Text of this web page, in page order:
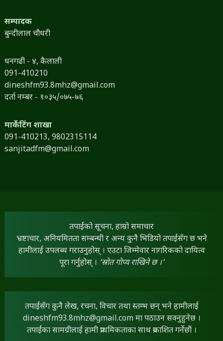
सम्पादक
बुन्दीलाल चौधरी
धनगढी - ४, कैलाली
091-410210
dineshfm93.8mhz@gmail.com
दर्ता नम्बर - १०३५/०७५-७६
मार्केटिंग शाखा
091-410213, 9802315114
sanjitadfm@gmail.com
तपाईंको सूचना, हाम्रो समाचार
भ्रष्टाचार, अनियमितता सम्बन्धी र अन्य कुनै भिडियो तपाईंसँग छ भने
हामीलाई उपलब्ध गराउनुहोस् । एउटा जिम्मेवार नागरिकको दायित्व
पूरा गर्नुहोस् । ‘स्रोत गोप्य राखिने छ ।’
तपाईंसँग कुनै लेख, रचना, विचार तथा स्तम्भ छन् भने हामीलाई
dineshfm93.8mhz@gmail.comमा पठाउन सक्नुहुनेछ ।
तपाईंका सामग्रीलाई हामी प्राथमिकताका साथ प्रकाशित गर्नेछौं ।